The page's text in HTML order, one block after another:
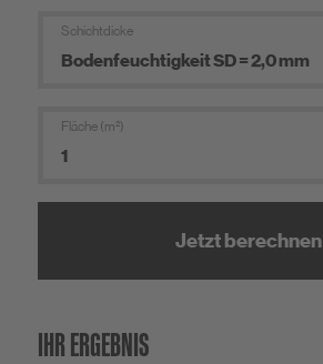
Schichtdicke
Fläche (m²)
Jetzt berechnen
IHR ERGEBNIS